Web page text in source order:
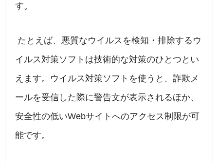
す。
たとえば、悪質なウイルスを検知・排除するウ
イルス対策ソフトは技術的な対策のひとつとい
えます。ウイルス対策ソフトを使うと、詐欺メ
ールを受信した際に警告文が表示されるほか、
安全性の低いWebサイトへのアクセス制限が可
能です。